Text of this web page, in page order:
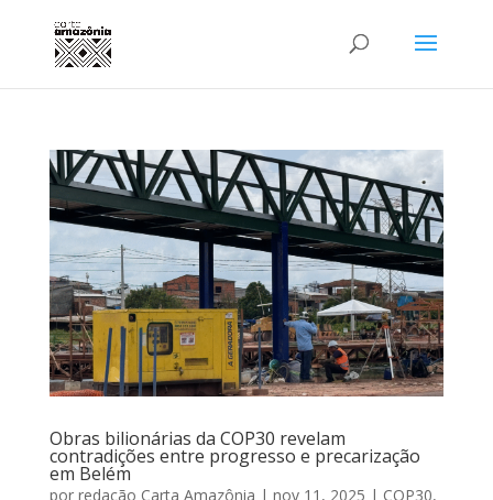
Obras bilionárias da COP30 revelam
contradições entre progresso e precarização
em Belém
por redação Carta Amazônia | nov 11, 2025 | COP30,